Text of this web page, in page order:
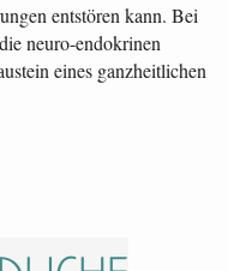
entstören kann. Bei
neuro-endokrinen
eines ganzheitlichen